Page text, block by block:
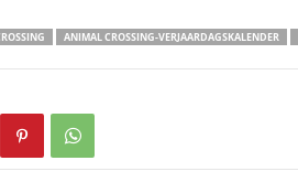
ANIMAL CROSSING-VERJAARDAGSKALENDER